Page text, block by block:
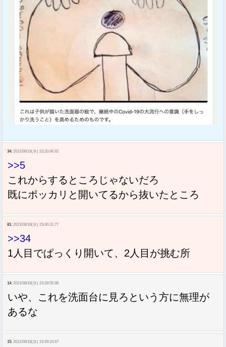
34: 2021/08/18(水) 23:33:46.92
>>5
これからするところじゃないだろ
既にポッカリと開いてるから抜いたところ
81: 2021/08/18(水) 23:40:31.77
>>34
1人目でぱっくり開いて、2人目が挑む所
14: 2021/08/18(水) 23:28:55.98
いや、これを洗面台に見ろという方に無理が
あるな
15: 2021/08/18(水) 23:29:10.67